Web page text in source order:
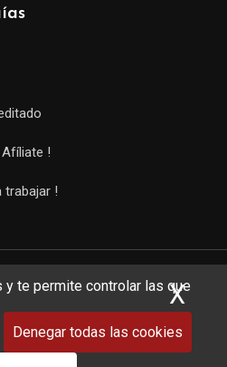
te permite controlar las que
Denegar todas las cookies
X
Afíliate !
trabajar !
droits réservés.
Développement